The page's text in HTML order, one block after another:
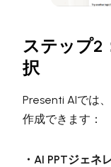
ステップ2
択
Presenti AIでは
作成できます：
・AI PPTジェネ